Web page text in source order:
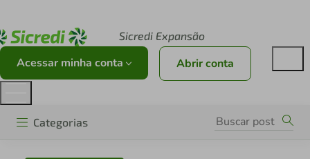
Sicredi Expansão
Acessar minha conta Abrir conta
Categorias